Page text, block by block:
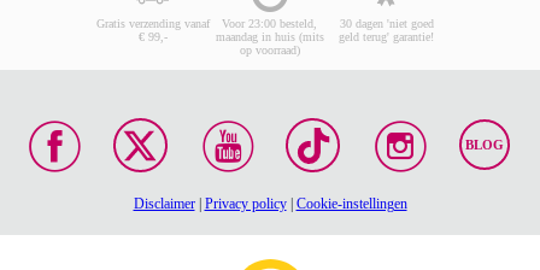
Gratis verzending vanaf
€ 99,-
Voor 23:00 besteld,
maandag in huis (mits
op voorraad)
30 dagen 'niet goed
geld terug' garantie!
BLOG
Disclaimer| Privacy policy| Cookie-instellingen